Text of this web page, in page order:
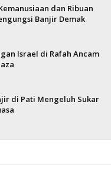
dan Ribuan
Banjir Demak
Israel di Rafah Ancam
di Pati Mengeluh Sukar